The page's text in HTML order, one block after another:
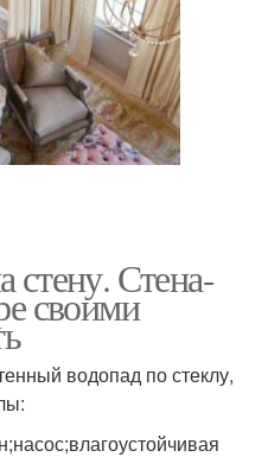
стену. Стена-
своими
водопад по стеклу,